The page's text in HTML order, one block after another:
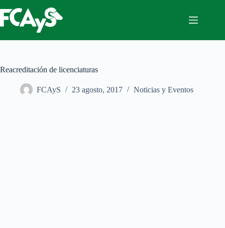
al
contenido
Reacreditación de licenciaturas
FCAyS 23 agosto, 2017 Noticias y Eventos